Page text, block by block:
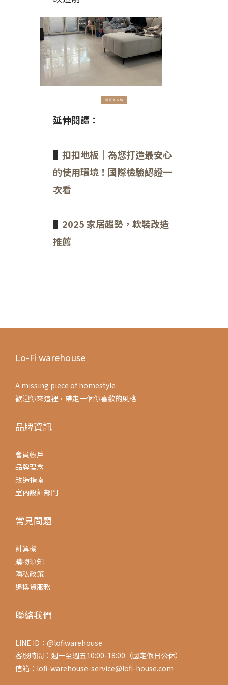
延伸閱讀：
▌ 扣扣地板｜為您打造最安心
的使用環境！國際檢驗認證一
次看
▌ 2025 家居趨勢，軟裝改造
推薦
Lo-Fi warehouse
A missing piece of homestyle
歡迎你來這裡，帶走一個你喜歡的風格
品牌資訊
會員帳戶
品牌理念
改造指南
室內設計部門
常見問題
計算機
購物須知
隱私政策
退換貨服務
聯絡我們
LINE ID：@lofiwarehouse
客服時間：週一至週五10:00-18:00（國定假日公休）
信箱：lofi-warehouse-service@lofi-house.com